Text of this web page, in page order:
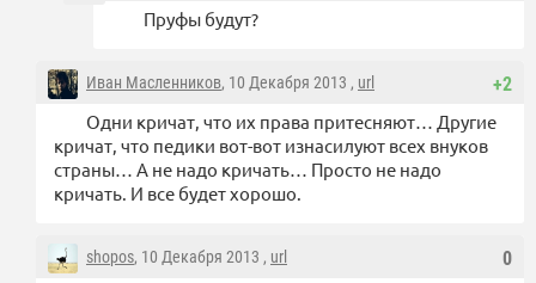
Пруфы будут?
+2
Иван Масленников, 10 Декабря 2013 , url
Одни кричат, что их права притесняют… Другие
кричат, что педики вот-вот изнасилуют всех внуков
страны… А не надо кричать… Просто не надо
кричать. И все будет хорошо.
0
shopos, 10 Декабря 2013 , url